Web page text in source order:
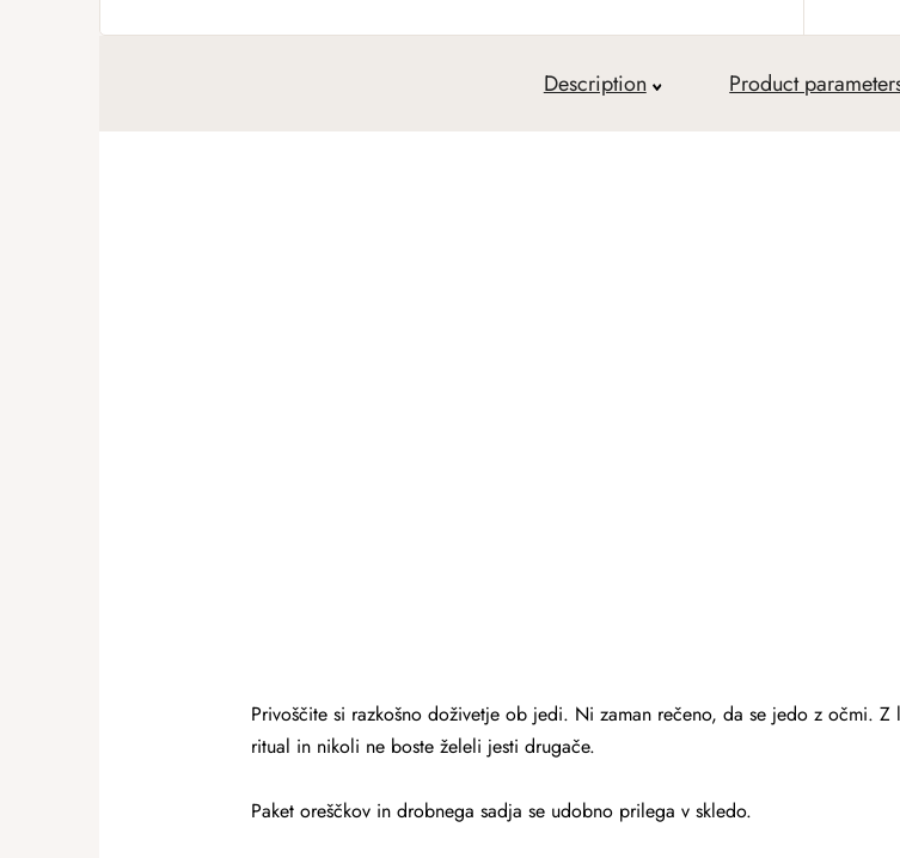
Description Product
Privoščite si razkošno doživetje ob jedi. Ni zaman rečeno, da se jedo z očmi. Z
ritual in nikoli ne boste želeli jesti drugače.
Paket oreščkov in drobnega sadja se udobno prilega v skledo.